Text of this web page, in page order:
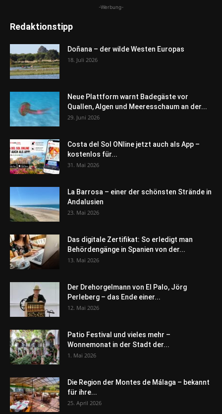
-Werbung-
Redaktionstipp
Doñana – der wilde Westen Europas
18. Juli 2026
Neue Plattform warnt Badegäste vor
Quallen, Algen und Meeresschaum an der...
29. Juni 2026
Costa del Sol ONline jetzt auch als App –
kostenlos für...
31. Mai 2026
La Barrosa – einer der schönsten Strände in
Andalusien
23. Mai 2026
Das digitale Zertifikat: So erledigt man
Behördengänge in Spanien von der...
13. Mai 2026
Der Drehorgelmann von El Palo, Jörg
Perleberg – das Ende einer...
12. Mai 2026
Patio Festival und vieles mehr –
Wonnemonat in der Stadt der...
1. Mai 2026
Die Region der Montes de Málaga – bekannt
für ihre...
25. April 2026